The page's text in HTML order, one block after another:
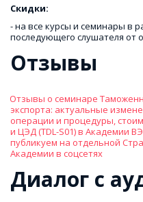
Скидки:
- на все курсы и семинары в
последующего слушателя от
Отзывы
Отзывы о семинаре
экспорта: актуальные
операции и процедуры,
и ЦЭД (TDL-S01) в Академии
публикуем на отдельной
Академии в соцсетях
Диалог с